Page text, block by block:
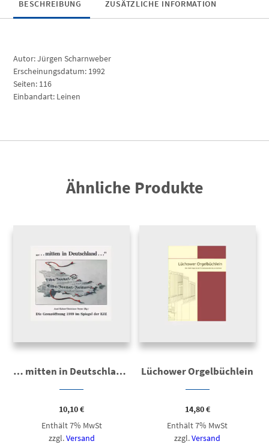
BESCHREIBUNG ZUSÄTZLICHE INFORMATION
Autor: Jürgen Scharnweber
Erscheinungsdatum: 1992
Seiten: 116
Einbandart: Leinen
Ähnliche Produkte
… mitten in Deutschland…
10,10€
Enthält 7% MwSt
zzgl.Versand
Lüchower Orgelbüchlein
14,80€
Enthält 7% MwSt
zzgl.Versand